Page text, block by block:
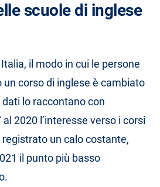
scuole di inglese
il modo in cui le persone
un corso di inglese è cambiato
lo raccontano con
2020 l’interesse verso i corsi
un calo costante,
il punto più basso